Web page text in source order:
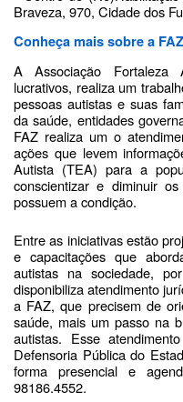
Braveza, 970, Cidade dos
Conheça mais sobre a FAZ
A Associação
lucrativos, realiza um
pessoas autistas e suas
da saúde, entidades
FAZ realiza um o
ações que levem
Autista (TEA) para a
conscientizar e diminuir
possuem a condição.
Entre as iniciativas estão
e capacitações que
autistas na sociedade,
disponibiliza atendimento
a FAZ, que precisem de
saúde, mais um passo na
autistas. Esse
Defensoria Pública do
forma presencial e
98186.4552.